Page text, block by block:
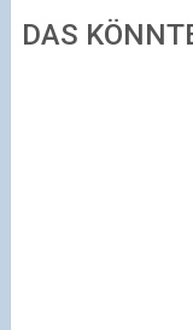
DAS